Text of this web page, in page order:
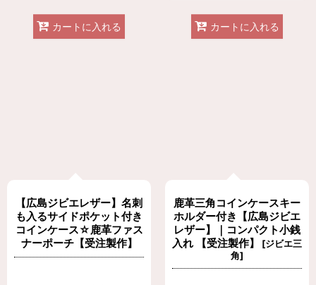
カートに入れる カートに入れる
【広島ジビエレザー】名刺
も入るサイドポケット付き
コインケース☆鹿革ファス
ナーポーチ【受注製作】
鹿革三角コインケースキー
ホルダー付き【広島ジビエ
レザー】｜コンパクト小銭
入れ 【受注製作】
[ジビエ三
角]